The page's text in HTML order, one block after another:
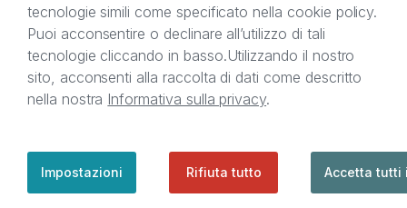
Il presente sito web è di proprietà di StreetLib S.r.l.
C.F. e P.IVA 05338720963. StreetLib S.r.l. è
titolare di tutti i diritti di proprietà intellettuale
afferenti ai marchi, loghi e segni distintivi presenti
sul sito web. Si invita l’utente a prendere visione
support@streetlib.com
tecnologie simili come specificato nella cookie policy.
Puoi acconsentire o declinare all’utilizzo di tali
tecnologie cliccando in basso.Utilizzando il nostro
sito, acconsenti alla raccolta di dati come descritto
nella nostra Informativa sulla privacy.
Impostazioni Rifiuta tutto Accetta tutti